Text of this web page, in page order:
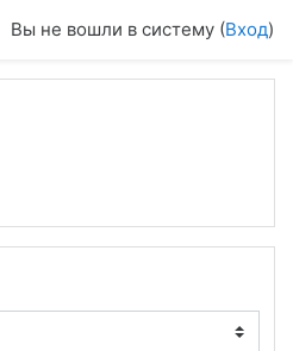
Вы не вошли в систему (Вход)